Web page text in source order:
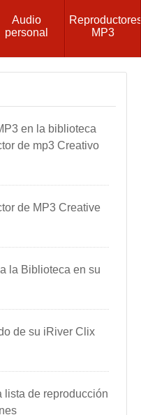
Audio
personal
MP3
en la biblioteca
de mp3 Creativo
de MP3 Creative
la Biblioteca en su
de su iRiver Clix
lista de reproducción